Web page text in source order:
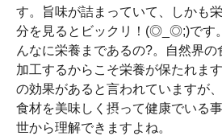
す。旨味が詰まっていて、しかも
分を見るとビックリ！(◎_◎;)です
んなに栄養まであるの?。自然界
加工するからこそ栄養が保たれま
の効果があると言われていますが
食材を美味しく摂って健康でいる
世から理解できますよね。